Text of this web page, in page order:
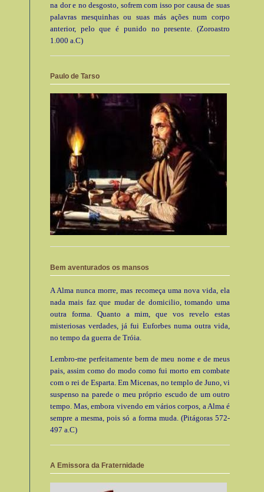
na dor e no desgosto, sofrem com isso por causa de suas
palavras mesquinhas ou suas más ações num corpo
anterior, pelo que é punido no presente. (Zoroastro
1.000 a.C)
Paulo de Tarso
Bem aventurados os mansos
A Alma nunca morre, mas recomeça uma nova vida, ela
nada mais faz que mudar de domicilio, tomando uma
outra forma. Quanto a mim, que vos revelo estas
misteriosas verdades, já fui Euforbes numa outra vida,
no tempo da guerra de Tróia.
Lembro-me perfeitamente bem de meu nome e de meus
pais, assim como do modo como fui morto em combate
com o rei de Esparta. Em Micenas, no templo de Juno, vi
suspenso na parede o meu próprio escudo de um outro
tempo. Mas, embora vivendo em vários corpos, a Alma é
sempre a mesma, pois só a forma muda. (Pitágoras 572-
497 a.C)
A Emissora da Fraternidade